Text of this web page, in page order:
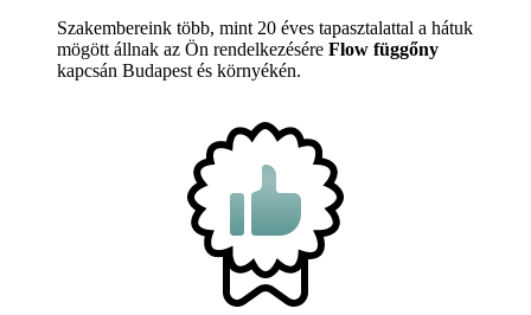
Szakembereink több, mint 20 éves tapasztalattal a hátuk
mögött állnak az Ön rendelkezésére Flow függőny
kapcsán Budapest és környékén.